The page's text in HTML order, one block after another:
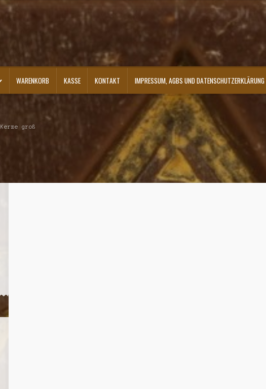
WARENKORB KASSE KONTAKT IMPRESSUM, AGBS UND DATENSCHUTZERKLÄRUNG
Versandarten WarenkorbWiderrufsbelehrung
Kerze groß